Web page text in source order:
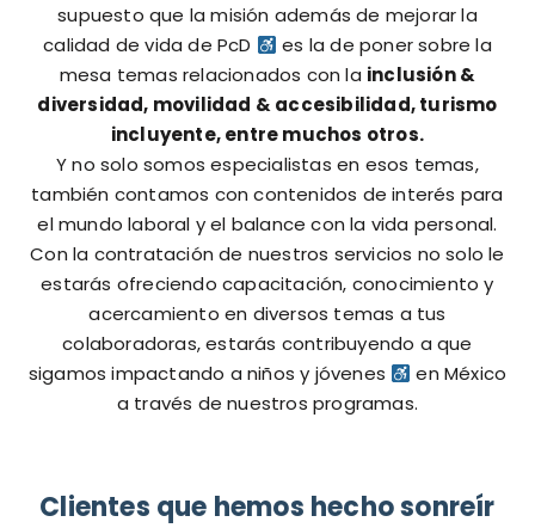
supuesto que la misión además de mejorar la
calidad de vida de PcD
es la de poner sobre la
mesa temas relacionados con la inclusión &
diversidad, movilidad & accesibilidad, turismo
incluyente, entre muchos otros.
Y no solo somos especialistas en esos temas,
también contamos con contenidos de interés para
el mundo laboral y el balance con la vida personal.
Con la contratación de nuestros servicios no solo le
estarás ofreciendo capacitación, conocimiento y
acercamiento en diversos temas a tus
colaboradoras, estarás contribuyendo a que
sigamos impactando a niños y jóvenes
en México
a través de nuestros programas.
Clientes que hemos hecho sonreír